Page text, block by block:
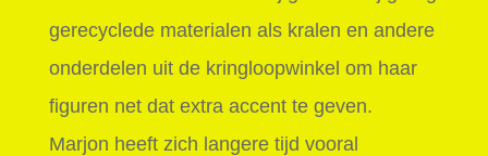
gerecyclede materialen als kralen en andere
onderdelen uit de kringloopwinkel om haar
figuren net dat extra accent te geven.
Marjon heeft zich langere tijd vooral